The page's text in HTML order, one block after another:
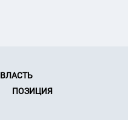
ВЛАСТЬ
ПОЗИЦИЯ